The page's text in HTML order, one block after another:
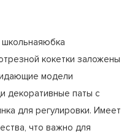
кокетки заложены
модели
декоративные паты с
для регулировки. Имеет
что важно для